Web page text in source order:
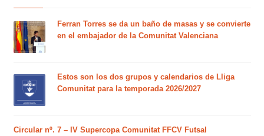
Ferran Torres se da un baño de masas y se convierte
en el embajador de la Comunitat Valenciana
Estos son los dos grupos y calendarios de Lliga
Comunitat para la temporada 2026/2027
Circular nº. 7 – IV Supercopa Comunitat FFCV Futsal